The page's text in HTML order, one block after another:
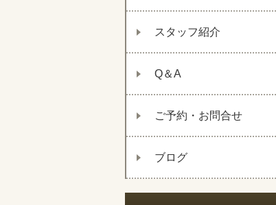
スタッフ紹介
Q＆A
ご予約・お問合せ
ブログ